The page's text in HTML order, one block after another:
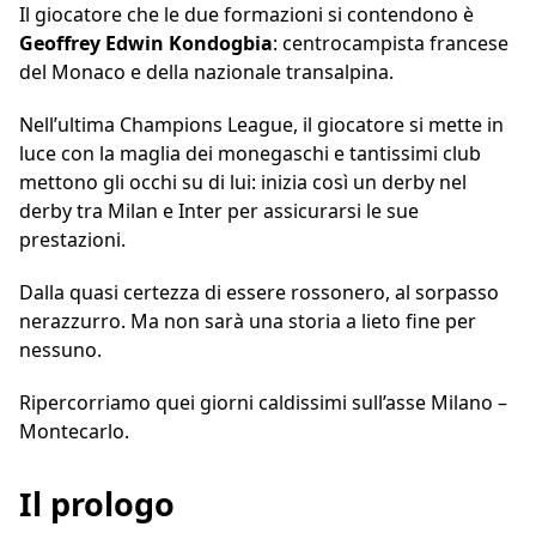
Il giocatore che le due formazioni si contendono è
Geoffrey Edwin Kondogbia: centrocampista francese
del Monaco e della nazionale transalpina.
Nell’ultima Champions League, il giocatore si mette in
luce con la maglia dei monegaschi e tantissimi club
mettono gli occhi su di lui: inizia così un derby nel
derby tra Milan e Inter per assicurarsi le sue
prestazioni.
Dalla quasi certezza di essere rossonero, al sorpasso
nerazzurro. Ma non sarà una storia a lieto fine per
nessuno.
Ripercorriamo quei giorni caldissimi sull’asse Milano –
Montecarlo.
Il prologo